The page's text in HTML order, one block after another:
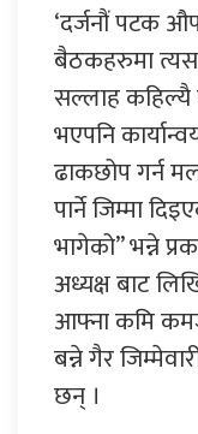
‘दर्जनौं पटक
बैठकहरुमा त्यस
सल्लाह कहिल्यै
भएपनि
ढाकछोप गर्न
पार्ने जिम्मा
भागेको” भन्ने
अध्यक्ष बाट
आफ्ना कमि
बन्ने गैर
छन् ।